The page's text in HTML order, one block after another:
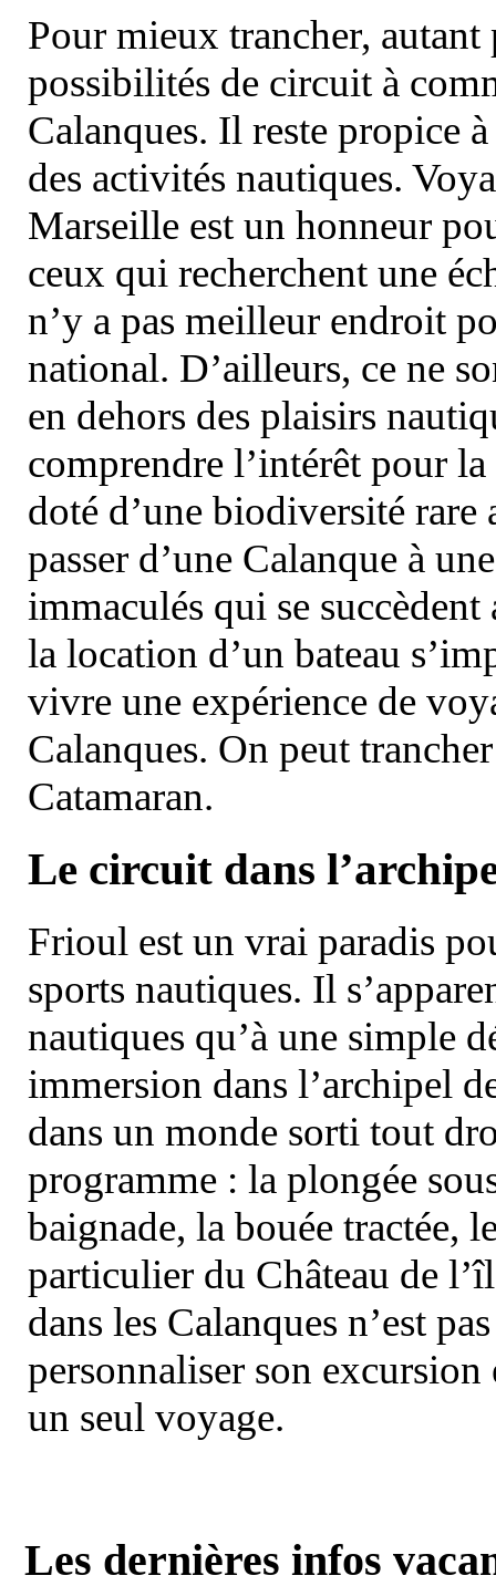
Pour mieux trancher, autant
possibilités de circuit à
Calanques. Il reste propice
des activités nautiques.
Marseille est un honneur
ceux qui recherchent une
n’y a pas meilleur endroit
national. D’ailleurs, ce ne
en dehors des plaisirs
comprendre l’intérêt pour
doté d’une biodiversité
passer d’une Calanque à
immaculés qui se
la location d’un bateau
vivre une expérience de
Calanques. On peut
Catamaran.
Le circuit dans
Frioul est un vrai paradis
sports nautiques. Il
nautiques qu’à une simple
immersion dans l’archipel
dans un monde sorti tout
programme : la plongée
baignade, la bouée tractée,
particulier du Château de
dans les Calanques n’est
personnaliser son
un seul voyage.
Les dernières infos